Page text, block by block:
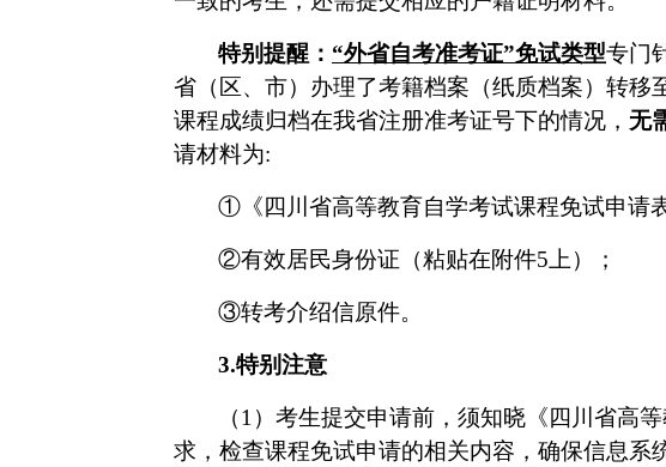
特别提醒： “外省自考准考证”免试类型专门
省（区、市）办理了考籍档案（纸质档案）转移
课程成绩归档在我省注册准考证号下的情况， 无
请材料为:
①《四川省高等教育自学考试课程免试申请
②有效居民身份证（粘贴在附件5 上）；
③转考介绍信原件。
3.特别注意
（1） 考生提交申请前，须知晓《四川省高
求，检查课程免试申请的相关内容，确保信息系